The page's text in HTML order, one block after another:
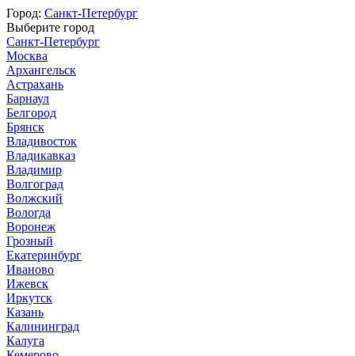
Город: Санкт-Петербург
Выберите город
Санкт-Петербург
Москва
Архангельск
Астрахань
Барнаул
Белгород
Брянск
Владивосток
Владикавказ
Владимир
Волгоград
Волжский
Вологда
Воронеж
Грозный
Екатеринбург
Иваново
Ижевск
Иркутск
Казань
Калининград
Калуга